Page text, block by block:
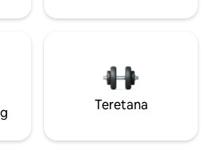
Teretana